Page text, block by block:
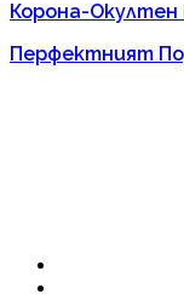
Корона-
Перфектният